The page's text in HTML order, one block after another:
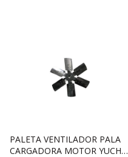
PALETA VENTILADOR PALA
CARGADORA MOTOR YUCHAI